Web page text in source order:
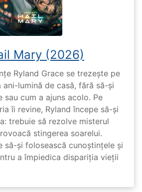
Mary (2026)
Ryland Grace se trezește pe
ani-lumină de casă, fără să-și
sau cum a ajuns acolo. Pe
îi revine, Ryland începe să-și
trebuie să rezolve misterul
stingerea soarelui.
să-și folosească cunoștințele și
a împiedica dispariția vieții